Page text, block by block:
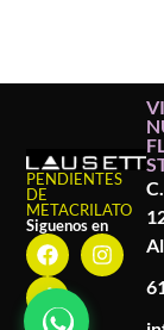
PENDIENTES
DE
METACRILATO
Siguenos en